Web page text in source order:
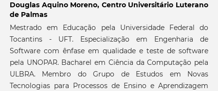
Douglas Aquino Moreno, Centro Universitário Luterano
de Palmas
Mestrado em Educação pela Universidade Federal do
Tocantins - UFT. Especialização em Engenharia de
Software com ênfase em qualidade e teste de software
pela UNOPAR. Bacharel em Ciência da Computação pela
ULBRA. Membro do Grupo de Estudos em Novas
Tecnologias para Processos de Ensino e Aprendizagem